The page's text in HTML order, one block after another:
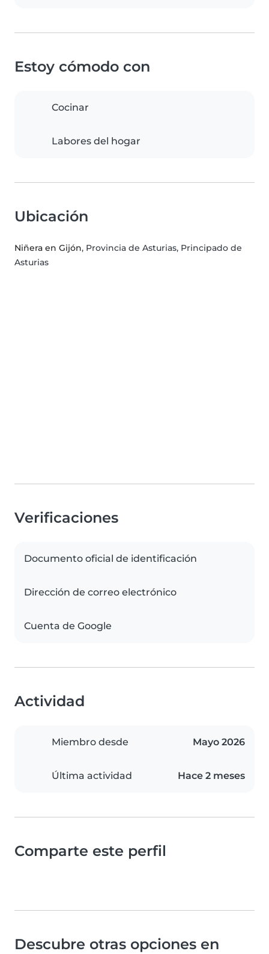
Estoy cómodo con
Cocinar
Labores del hogar
Ubicación
Niñera en Gijón, Provincia de Asturias, Principado de
Asturias
Verificaciones
Documento oficial de identificación
Dirección de correo electrónico
Cuenta de Google
Actividad
Miembro desde Mayo 2026
Última actividad Hace 2 meses
Comparte este perfil
Descubre otras opciones en